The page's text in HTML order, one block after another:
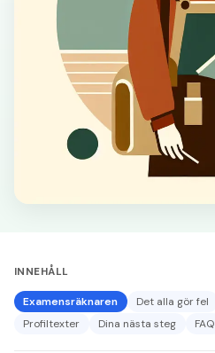
INNEHÅLL
Examensräknaren Det alla gör fel
Profiltexter
Dina nästa steg FAQ